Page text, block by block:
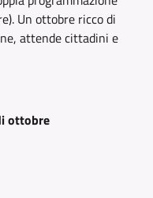
Un ottobre ricco di
attende cittadini e
ottobre